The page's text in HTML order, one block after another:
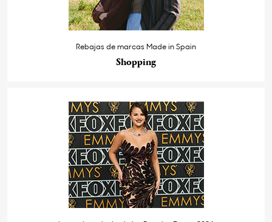
Rebajas de marcas Made in Spain
Shopping